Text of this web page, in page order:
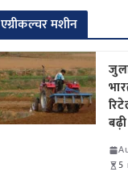
एग्रीकल्चर मशीन
बढ़ी
5